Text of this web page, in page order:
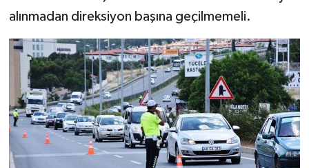
alınmadan direksiyon başına geçilmemeli.